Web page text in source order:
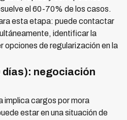
el 60-70% de los casos.
esta etapa: puede contactar
identificar la
opciones de regularización en la
días): negociación
implica cargos por mora
estar en una situación de